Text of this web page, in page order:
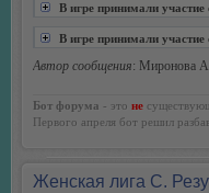
В игре принимали
В игре принимали
Автор сообщения: Миронова
Бот форума - это не
Первого апреля бот решил
Женская лига С.